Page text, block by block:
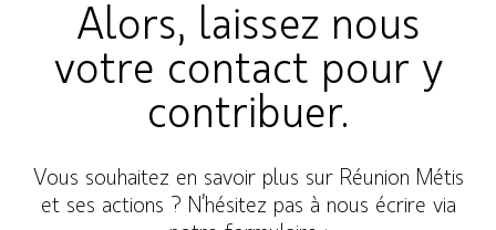
Alors, laissez nous
votre contact pour y
contribuer.
Vous souhaitez en savoir plus sur Réunion Métis
et ses actions ? N’hésitez pas à nous écrire via